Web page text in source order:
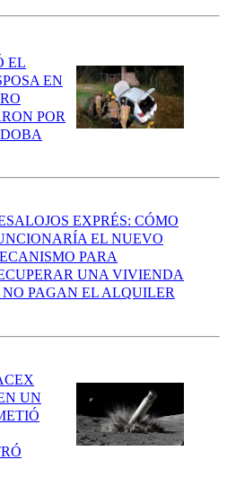
EL
EN
POR
EXPRÉS: CÓMO
EL NUEVO
PARA
UNA VIVIENDA
NO PAGAN EL ALQUILER
UN